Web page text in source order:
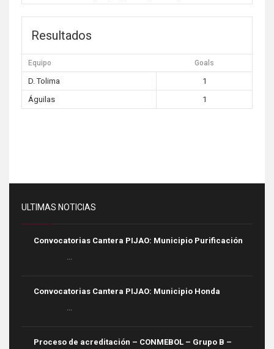
Resultados
Equipo Goals
D. Tolima
1
Águilas
1
ULTIMAS NOTICIAS
Convocatorias Cantera PIJAO: Municipio Purificación
...
Convocatorias Cantera PIJAO: Municipio Honda
...
Proceso de acreditación – CONMEBOL – Grupo B –